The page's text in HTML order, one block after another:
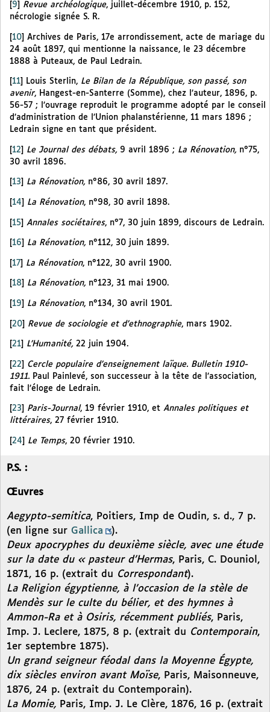
9 Revue archéologique, juillet-décembre 1910, p. 152,
nécrologie signée S. R.
[10] Archives de Paris, 17e arrondissement, acte de mariage du
24 août 1897, qui mentionne la naissance, le 23 décembre
1888 à Puteaux, de Paul Ledrain.
11 Louis Sterlin, Le Bilan de la République, son passé, son
avenir, Hangest-en-Santerre (Somme), chez l’auteur, 1896, p.
56-57 ; l’ouvrage reproduit le programme adopté par le conseil
d’administration de l’Union phalanstérienne, 11 mars 1896 ;
Ledrain signe en tant que président.
[12] Le Journal des débats, 9 avril 1896 ; La Rénovation, n°75,
30 avril 1896.
13 La Rénovation, n°86, 30 avril 1897.
14 La Rénovation, n°98, 30 avril 1898.
[15] Annales sociétaires, n°7, 30 juin 1899, discours de Ledrain.
16 La Rénovation, n°112, 30 juin 1899.
[17] La Rénovation, n°122, 30 avril 1900.
18 La Rénovation, n°123, 31 mai 1900.
19 La Rénovation, n°134, 30 avril 1901.
[20] Revue de sociologie et d’ethnographie, mars 1902.
21 L’Humanité, 22 juin 1904.
[22] Cercle populaire d’enseignement laïque. Bulletin 1910-
1911. Paul Painlevé, son successeur à la tête de l’association,
fait l’éloge de Ledrain.
23 Paris-Journal, 19 février 1910, et Annales politiques et
littéraires, 27 février 1910.
24 Le Temps, 20 février 1910.
P.S. :
Œuvres
Aegypto-semitica, Poitiers, Imp de Oudin, s. d., 7 p.
(en ligne sur Gallica
).
Deux apocryphes du deuxième siècle, avec une étude
sur la date du « pasteur d’Hermas, Paris, C. Douniol,
1871, 16 p. (extrait du Correspondant).
La Religion égyptienne, à l’occasion de la stèle de
Mendès sur le culte du bélier, et des hymnes à
Ammon-Ra et à Osiris, récemment publiés, Paris,
Imp. J. Leclere, 1875, 8 p. (extrait du Contemporain,
1er septembre 1875).
Un grand seigneur féodal dans la Moyenne Égypte,
dix siècles environ avant Moïse, Paris, Maisonneuve,
1876, 24 p. (extrait du Contemporain).
La Momie, Paris, Imp. J. Le Clère, 1876, 16 p. (extrait